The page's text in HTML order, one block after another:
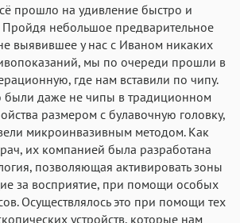
прошло на удивление быстро и
Пройдя небольшое предварительное
выявившее у нас с Иваном никаких
мы по очереди прошли в
где нам вставили по чипу.
были даже не чипы в традиционном
размером с булавочную головку,
микроинвазивным методом. Как
их компанией была разработана
позволяющая активировать зоны
за восприятие, при помощи особых
Осуществлялось это при помощи тех
устройств, которые нам